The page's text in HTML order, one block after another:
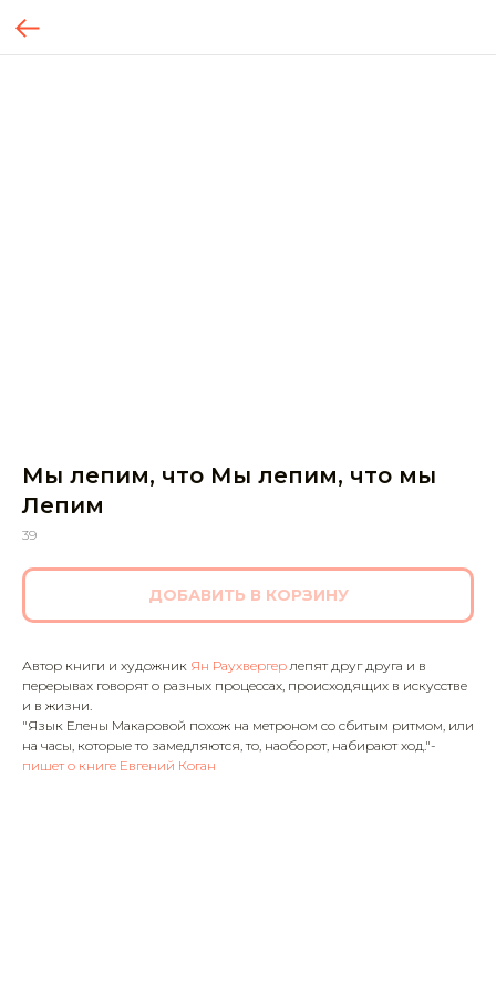
Мы лепим, что Мы лепим, что мы
Лепим
39
ДОБАВИТЬ В КОРЗИНУ
Автор книги и художник Ян Раухвергерлепят друг друга и в
перерывах говорят о разных процессах, происходящих в искусстве
и в жизни.
"Язык Елены Макаровой похож на метроном со сбитым ритмом, или
на часы, которые то замедляются, то, наоборот, набирают ход."-
пишет о книге Евгений Коган